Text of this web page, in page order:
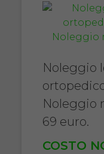
Noleggio
Noleggio
69 euro.
COSTO